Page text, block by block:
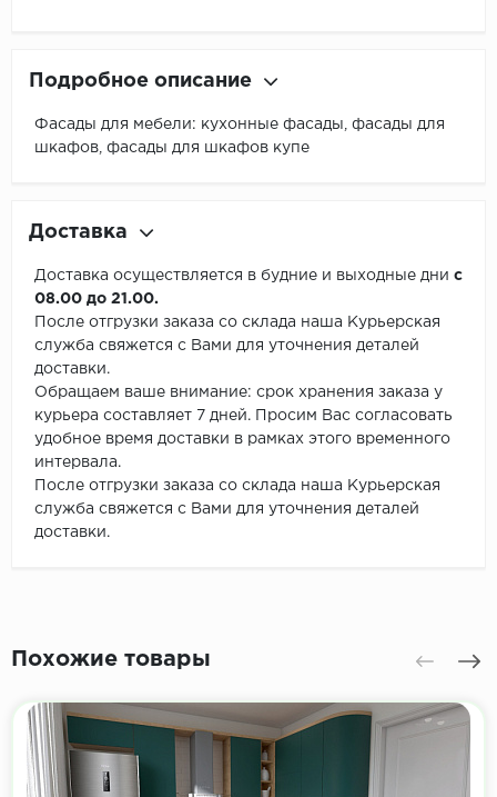
Подробное описание
Фасады для мебели: кухонные фасады, фасады для
шкафов, фасады для шкафов купе
Доставка
Доставка осуществляется в будние и выходные дни с
08.00 до 21.00.
После отгрузки заказа со склада наша Курьерская
служба свяжется с Вами для уточнения деталей
доставки.
Обращаем ваше внимание: срок хранения заказа у
курьера составляет 7 дней. Просим Вас согласовать
удобное время доставки в рамках этого временного
интервала.
После отгрузки заказа со склада наша Курьерская
служба свяжется с Вами для уточнения деталей
доставки.
Похожие товары